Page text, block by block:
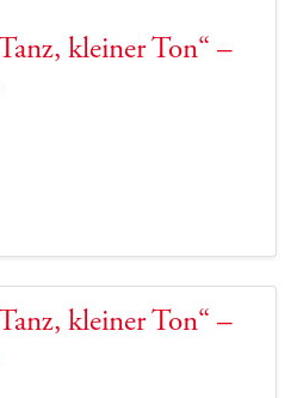
kleiner Ton“ –
kleiner Ton“ –